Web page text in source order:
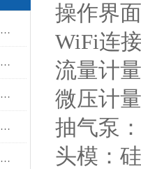
人工血管整体水渗漏性测试仪操作中最容易出错的步骤
人工血管反复穿刺后强度测试仪是什么？透析患者的“生命管“质量靠它把关！
注射针针尖刺穿力测试仪精准量化针尖锋利度，构筑临床安全防线
导尿管耐弯曲性测试仪使用方法与操作规范
人工血管探头破裂强度测试仪校准规范：精准赋能医疗安全的技术基准
操作界
WiFi连
流量计
微压计
抽气泵
头模：